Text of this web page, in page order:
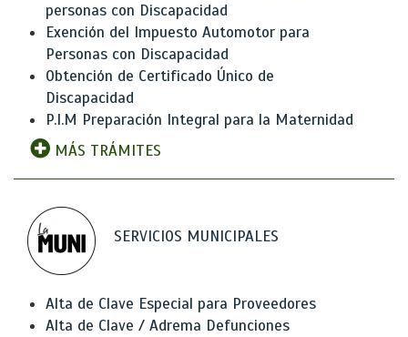
personas con Discapacidad
Exención del Impuesto Automotor para
Personas con Discapacidad
Obtención de Certificado Único de
Discapacidad
P.I.M Preparación Integral para la Maternidad
MÁS TRÁMITES
SERVICIOS MUNICIPALES
Alta de Clave Especial para Proveedores
Alta de Clave / Adrema Defunciones